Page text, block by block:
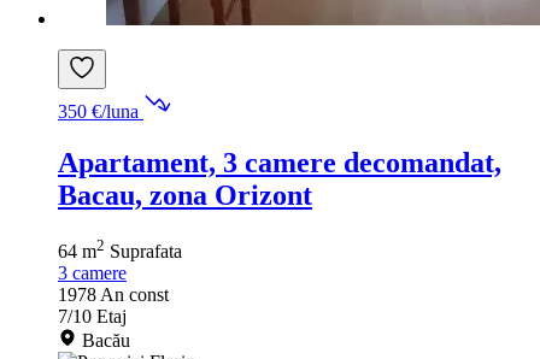
350 €/luna
Apartament, 3 camere decomandat,
Bacau, zona Orizont
64 m2 Suprafata
3 camere
1978 An const
7/10 Etaj
Bacău